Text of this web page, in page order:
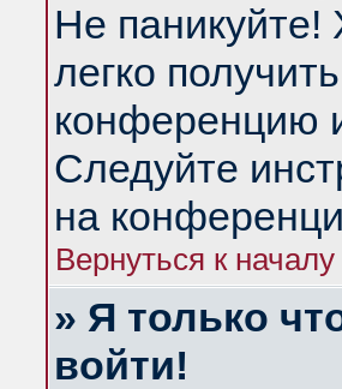
Не паникуйте!
легко
конференцию
Следуйте
на
Вернуться к началу
» Я только
войти!